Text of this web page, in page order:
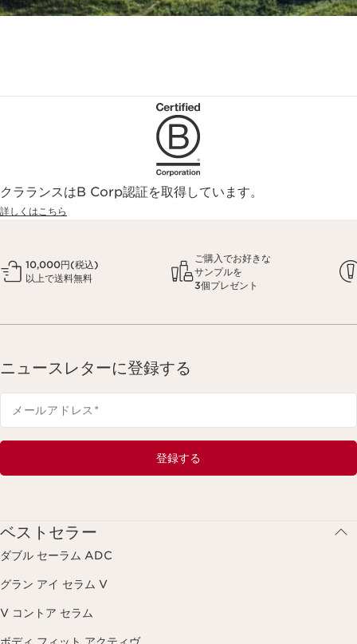
クラランスはB Corp認証を取得しています。
詳しくはこちら
10,000円(税込)
以上で送料無料
ご購入でお好きな
サンプルを
3個プレゼント
ニュースレターに登録する
メールアドレス *
登録する
ベストセラー
ダブル セーラム ADC
グラン アイ セラム V
V コントア セラム